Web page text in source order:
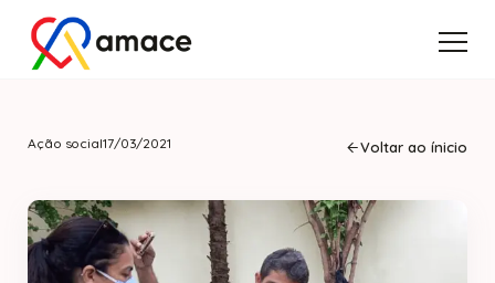
Ação social17/03/2021 Voltar ao ínicio